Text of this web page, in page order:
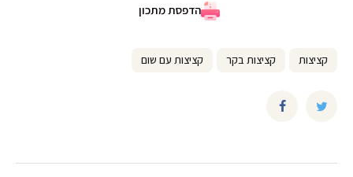
הדפסת מתכון
קציצות קציצות בקר קציצות עם שום